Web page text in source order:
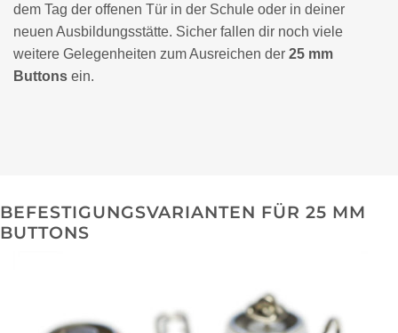
dem Tag der offenen Tür in der Schule oder in deiner
neuen Ausbildungsstätte. Sicher fallen dir noch viele
weitere Gelegenheiten zum Ausreichen der 25 mm
Buttons ein.
BEFESTIGUNGSVARIANTEN FÜR 25 MM
BUTTONS